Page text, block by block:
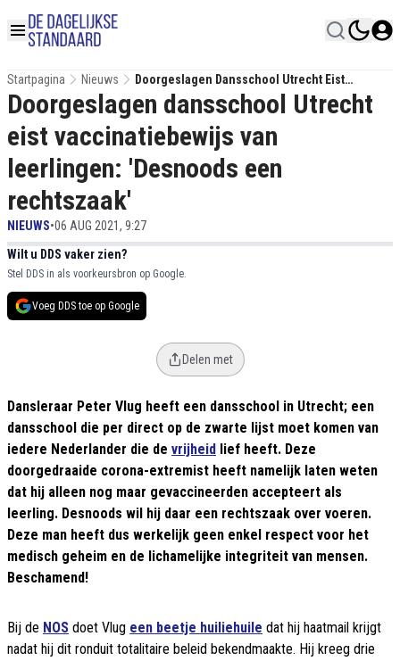
Startpagina Nieuws
Doorgeslagen Dansschool Utrecht Eist
Vaccinatiebewijs Van Leerlingen: 'Desnoods
Een Rechtszaak'
Doorgeslagen dansschool Utrecht
eist vaccinatiebewijs van
leerlingen: 'Desnoods een
rechtszaak'
NIEUWS•06 AUG 2021, 9:27
Wilt u DDS vaker zien?
Stel DDS in als voorkeursbron op Google.
Voeg DDS toe op Google
Delen met
Dansleraar Peter Vlug heeft een dansschool in Utrecht; een
dansschool die per direct op de zwarte lijst moet komen van
iedere Nederlander die de vrijheid lief heeft. Deze
doorgedraaide corona-extremist heeft namelijk laten weten
dat hij alleen nog maar gevaccineerden accepteert als
leerling. Desnoods wil hij daar een rechtszaak over voeren.
Deze man heeft dus werkelijk geen enkel respect voor het
medisch geheim en de lichamelijke integriteit van mensen.
Beschamend!
Bij de NOS doet Vlug een beetje huiliehuile dat hij haatmail krijgt
nadat hij dit ronduit totalitaire beleid bekendmaakte. Hij kreeg drie